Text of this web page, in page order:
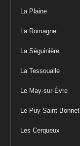
La Plaine
La Romagne
La Séguinière
La Tessoualle
Le May-sur-Èvre
Le Puy-Saint-Bonnet
Les Cerqueux